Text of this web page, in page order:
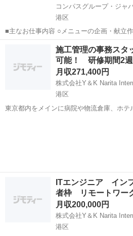
コンパスグループ・ジ
港区
■主なお仕事内容 ○メニューの企画・献立
業 ○調理補助 等 入社後の主な流れ ・入社後は店長と一緒に店舗全
体の把握をしながら業務を覚えて頂きま
ら、献立・メニューの...
栄養士
施工管理の事務ス
可能！ 研修期間2
月収271,400円
株式会社Y＆K Narita
港区
東京都内をメインに病院や物流倉庫、ホテ
ITエンジニア イン
者枠 リモートワー
月収200,000円
株式会社Y＆K Narita
港区